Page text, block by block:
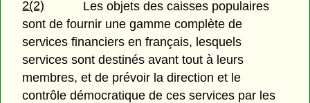
2(2)
Les objets des caisses populaires
sont de fournir une gamme complète de
services financiers en français, lesquels
services sont destinés avant tout à leurs
membres, et de prévoir la direction et le
contrôle démocratique de ces services par les